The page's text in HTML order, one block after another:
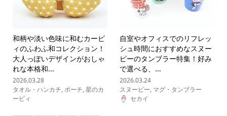
和柄や淡い色味に和むカービ
ィのふわふ和コレクション！
大人っぽいデザインがおしゃ
れな本格和...
2026.03.28
タオル・ハンカチ,ポーチ,星のカ
ービィ
自室やオフィスでのリフレッ
シュ時間におすすめなスヌー
ピーのタンブラー特集！好み
で選べる、...
2026.03.24
スヌーピー, マグ・タンブラー
セカイ